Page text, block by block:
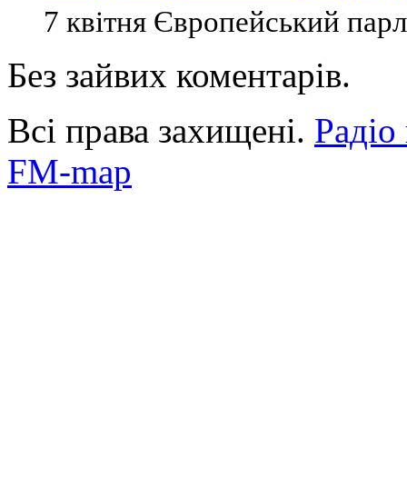
7 квітня Європейський
Без зайвих коментарів.
Всі права захищені.
FM-map